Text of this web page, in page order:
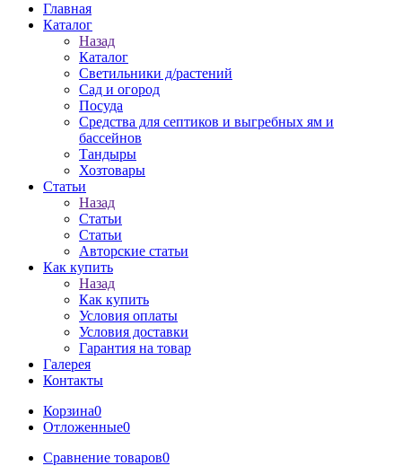
Главная
Каталог
Назад
Каталог
Светильники д/растений
Сад и огород
Посуда
Средства для септиков и выгребных ям и
бассейнов
Тандыры
Хозтовары
Статьи
Назад
Статьи
Статьи
Авторские статьи
Как купить
Назад
Как купить
Условия оплаты
Условия доставки
Гарантия на товар
Галерея
Контакты
Корзина0
Отложенные0
Сравнение товаров0